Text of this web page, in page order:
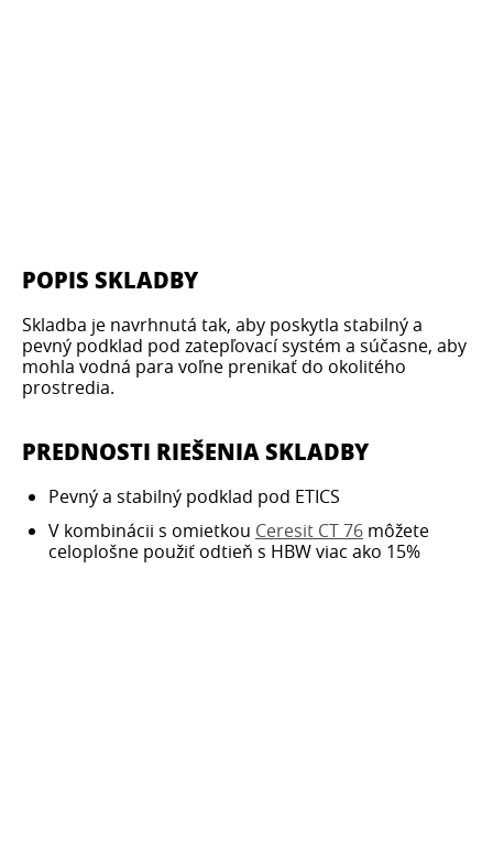
POPIS SKLADBY
Skladba je navrhnutá tak, aby poskytla stabilný a
pevný podklad pod zatepľovací systém a súčasne, aby
mohla vodná para voľne prenikať do okolitého
prostredia.
PREDNOSTI RIEŠENIA SKLADBY
Pevný a stabilný podklad pod ETICS
V kombinácii s omietkou Ceresit CT 76 môžete
celoplošne použiť odtieň s HBW viac ako 15%